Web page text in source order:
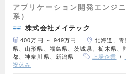
アプリケーション開発エンジ
系）
株式会社メイテック
400万円 ～ 949万円
北海道、
県、山形県、福島県、茨城県、栃木県、
都、神奈川県、新潟県
上場企業
祝休み